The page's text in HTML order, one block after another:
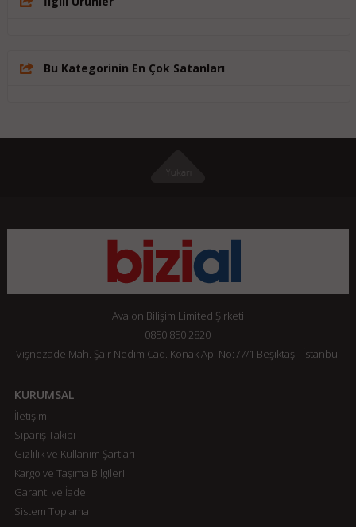
Bu Kategorinin En Çok Satanları
Avalon Bilişim Limited Şirketi
0850 850 2820
Vişnezade Mah. Şair Nedim Cad. Konak Ap. No:77/1 Beşiktaş - İstanbul
KURUMSAL
İletişim
Sipariş Takibi
Gizlilik ve Kullanım Şartları
Kargo ve Taşıma Bilgileri
Garanti ve İade
Sistem Toplama